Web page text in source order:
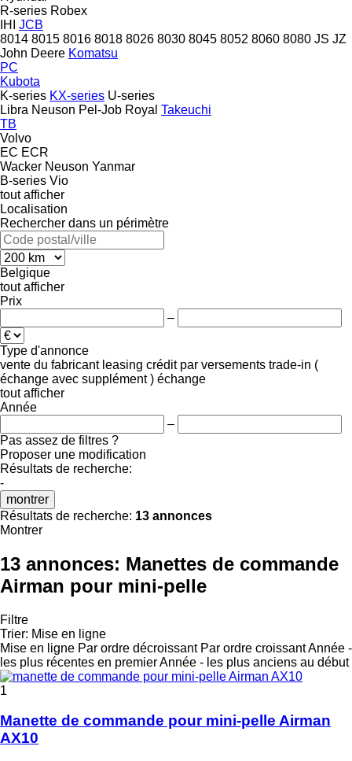
R-series Robex
IHI
JCB
8014 8015 8016 8018 8026 8030 8045 8052 8060 8080 JS JZ
John Deere Komatsu
PC
Kubota
K-series KX-series U-series
Libra Neuson Pel-Job Royal Takeuchi
TB
Volvo
EC ECR
Wacker Neuson Yanmar
B-series Vio
tout afficher
Localisation
Rechercher dans un périmètre
Belgique
tout afficher
Prix
–
Type d'annonce
vente du fabricant leasing crédit par versements trade-in (
échange avec supplément ) échange
tout afficher
Année
–
Pas assez de filtres ?
Proposer une modification
Résultats de recherche:
-
montrer
Résultats de recherche: 13 annonces
Montrer
13 annonces: Manettes de commande
Airman pour mini-pelle
Filtre
Trier: Mise en ligne
Mise en ligne Par ordre décroissant Par ordre croissantAnnée -
les plus récentes en premierAnnée - les plus anciens au début
1
Manette de commande pour mini-pelle Airman
AX10